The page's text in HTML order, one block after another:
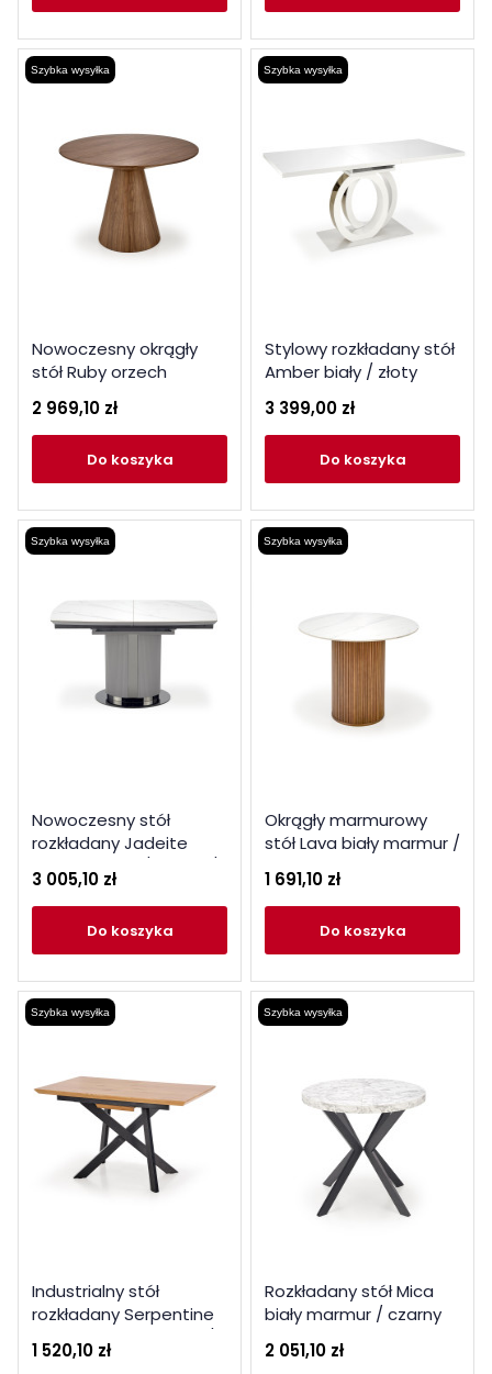
Szybka wysyłka
Nowoczesny okrągły
stół Ruby orzech
2 969,10 zł
do koszyka
Szybka wysyłka
Stylowy rozkładany stół
Amber biały / złoty
3 399,00 zł
do koszyka
Szybka wysyłka
Nowoczesny stół
rozkładany Jadeite
czarny
3 005,10 zł
do koszyka
Szybka wysyłka
Okrągły marmurowy
stół Lava biały marmur /
1 691,10 zł
do koszyka
Szybka wysyłka
Industrialny stół
rozkładany Serpentine
czarny
1 520,10 zł
Szybka wysyłka
Rozkładany stół Mica
biały marmur / czarny
2 051,10 zł